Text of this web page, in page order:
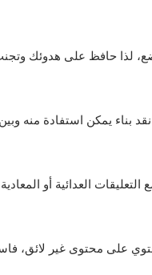
لذا حافظ على هدوئك
بناء يمكن استفادة منه
العدائية أو
على محتوى غير لائق،